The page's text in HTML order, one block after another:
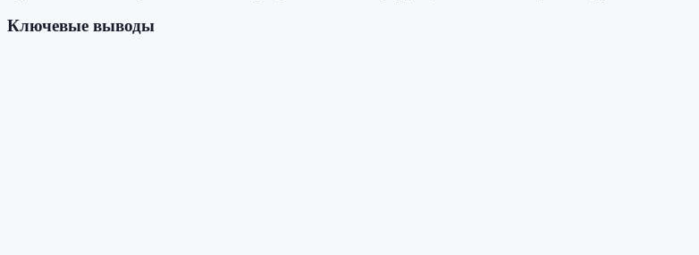
Ключевые выводы